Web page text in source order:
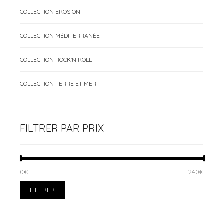
COLLECTION EROSION
COLLECTION MÉDITERRANÉE
COLLECTION ROCK'N ROLL
COLLECTION TERRE ET MER
FILTRER PAR PRIX
PRIX
MIN
PRIX
MAX
FILTRER
0€ 240€